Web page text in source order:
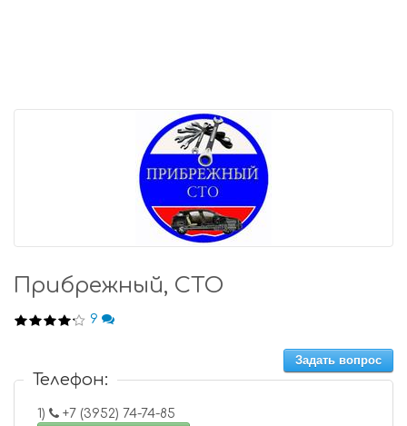
Прибрежный, СТО
9
Задать вопрос
Телефон:
1)
+7 (3952) 74-74-85